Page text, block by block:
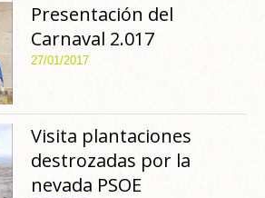
Presentación del
Carnaval 2.017
27/01/2017
Visita plantaciones
destrozadas por la
nevada PSOE